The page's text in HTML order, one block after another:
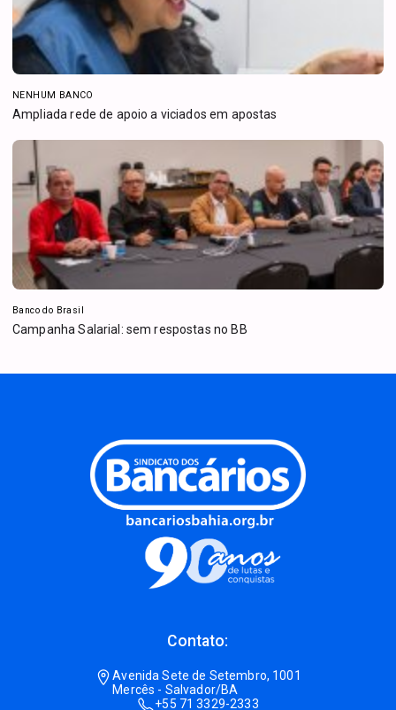
NENHUM BANCO
Ampliada rede de apoio a viciados em apostas
Banco do Brasil
Campanha Salarial: sem respostas no BB
Contato:
Avenida Sete de Setembro, 1001
Mercês - Salvador/BA
+55 71 3329-2333